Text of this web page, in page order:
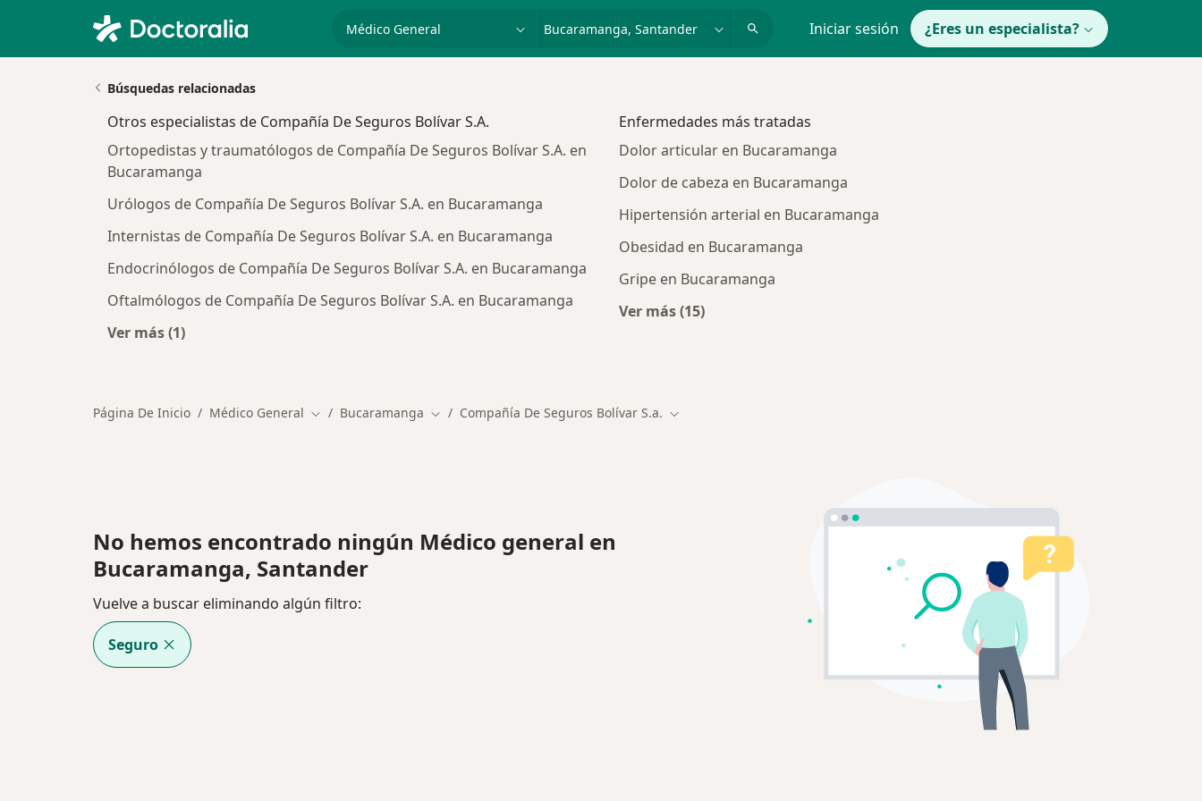
especialidad, enfermedad o nombre Iniciar sesión ¿Eres un especialista?
Búsquedas relacionadas
Otros especialistas de Compañía De Seguros Bolívar S.A.
Ortopedistas y traumatólogos de Compañía De Seguros Bolívar S.A. en
Bucaramanga
Urólogos de Compañía De Seguros Bolívar S.A. en Bucaramanga
Internistas de Compañía De Seguros Bolívar S.A. en Bucaramanga
Endocrinólogos de Compañía De Seguros Bolívar S.A. en Bucaramanga
Oftalmólogos de Compañía De Seguros Bolívar S.A. en Bucaramanga
Ver más (1)
Enfermedades más tratadas
Dolor articular en Bucaramanga
Dolor de cabeza en Bucaramanga
Hipertensión arterial en Bucaramanga
Obesidad en Bucaramanga
Gripe en Bucaramanga
Ver más (15)
Página De Inicio Médico General Cambiar de ciudad
Bucaramanga Cambiar de ciudad
Compañía De Seguros Bolívar S.a. Cambiar de ciudad
No hemos encontrado ningún Médico general en
Bucaramanga, Santander
Vuelve a buscar eliminando algún filtro:
Seguro